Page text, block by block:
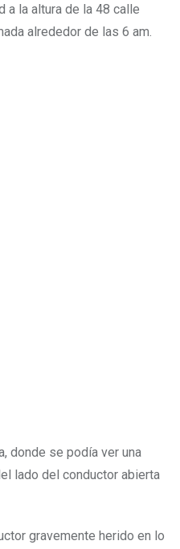
a la altura de la 48 calle
alrededor de las 6 am.
donde se podía ver una
lado del conductor abierta
gravemente herido en lo